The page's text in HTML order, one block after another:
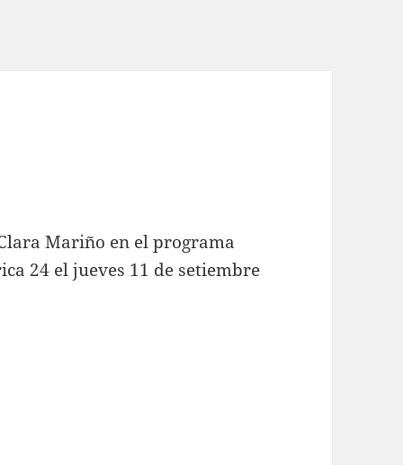
Mariño en el programa
24 el jueves 11 de setiembre